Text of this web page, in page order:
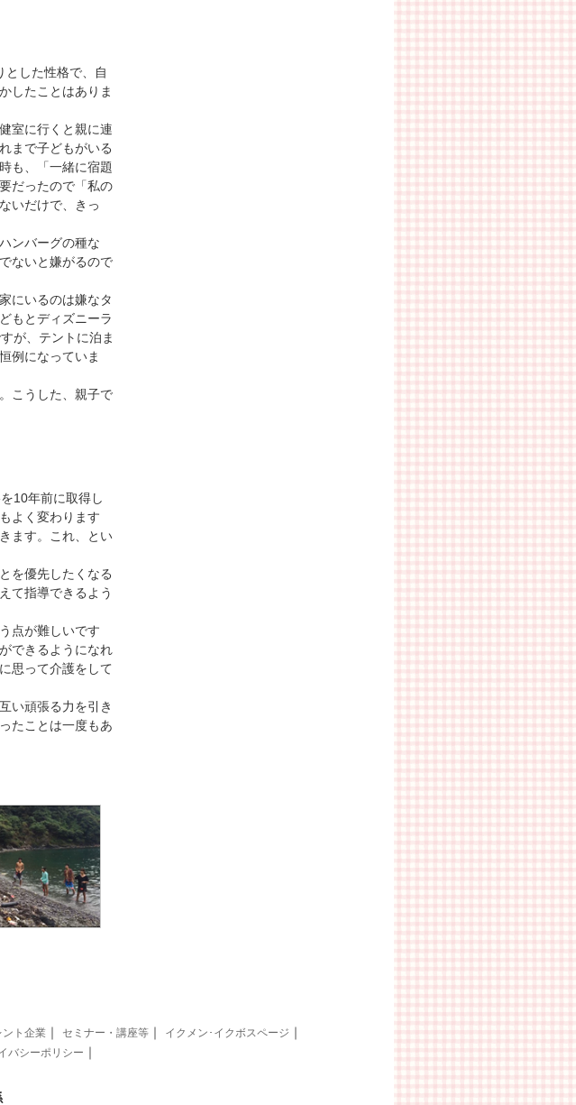
した性格で、自
したことはありま
室に行くと親に連
まで子どもがいる
も、「一緒に宿題
だったので「私の
いだけで、きっ
ンバーグの種な
ないと嫌がるので
にいるのは嫌なタ
もとディズニーラ
が、テントに泊ま
例になっていま
こうした、親子で
10年前に取得し
よく変わります
ます。これ、とい
を優先したくなる
て指導できるよう
点が難しいです
できるようになれ
思って介護をして
い頑張る力を引き
たことは一度もあ
ント企業 ｜ セミナー・講座等 ｜ イクメン･イクボスページ ｜
バシーポリシー ｜